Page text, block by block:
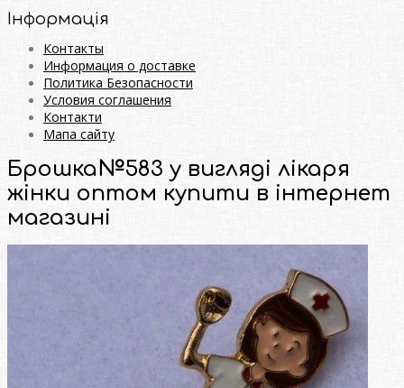
Інформація
Контакты
Информация о доставке
Политика Безопасности
Условия соглашения
Контакти
Мапа сайту
Брошка№583 у вигляді лікаря
жінки оптом купити в інтернет
магазині